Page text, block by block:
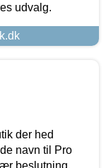
udvalg.
der hed
navn til Pro
beslutning,